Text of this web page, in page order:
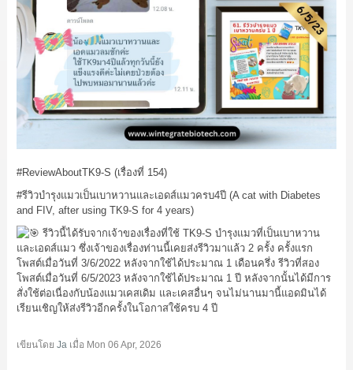
#ReviewAboutTK9-S (เรื่องที่ 154)
#รีวิวบำรุงแมวเป็นเบาหวานและเอดส์แมวครบ4ปี (A cat with Diabetes
and FIV, after using TK9-S for 4 years)
รีวิวนี้ได้รับจากเจ้าของเรื่องที่ใช้ TK9-S บำรุงแมวที่เป็นเบาหวาน
และเอดส์แมว ซึ่งเจ้าของเรื่องท่านนี้เคยส่งรีวิวมาแล้ว 2 ครั้ง ครั้งแรก
โพสต์เมื่อวันที่ 3/6/2022 หลังจากใช้ได้ประมาณ 1 เดือนครึ่ง รีวิวที่สอง
โพสต์เมื่อวันที่ 6/5/2023 หลังจากใช้ได้ประมาณ 1 ปี หลังจากนั้นได้มีการ
สั่งใช้ต่อเนื่องกับน้องแมวเคสเดิม และเคสอื่นๆ จนไม่นานมานี้แอดมินได้
เรียนเชิญให้ส่งรีวิวอีกครั้งในโอกาสใช้ครบ 4 ปี
เขียนโดย Jaเมื่อ Mon 06 Apr, 2026